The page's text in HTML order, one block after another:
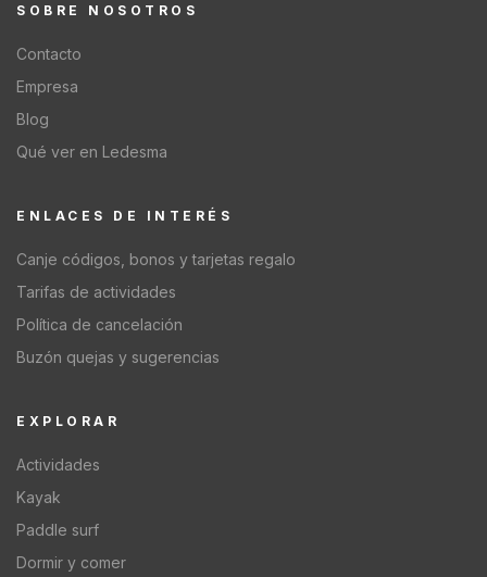
SOBRE NOSOTROS
Contacto
Empresa
Blog
Qué ver en Ledesma
EXPLORAR
Actividades
Kayak
Paddle surf
Dormir y comer
ENLACES DE INTERÉS
Canje códigos, bonos y tarjetas regalo
Tarifas de actividades
Política de cancelación
Buzón quejas y sugerencias